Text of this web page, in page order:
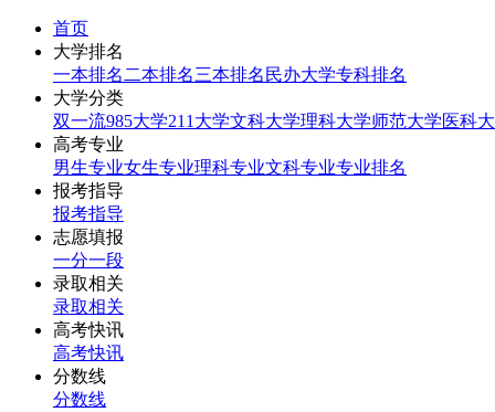
首页
大学排名
一本排名 二本排名三本排名 民办大学专科排名
大学分类
双一流985大学211大学文科大学理科大学师范大学医科
高考专业
男生专业女生专业理科专业文科专业专业排名
报考指导
报考指导
志愿填报
一分一段
录取相关
录取相关
高考快讯
高考快讯
分数线
分数线